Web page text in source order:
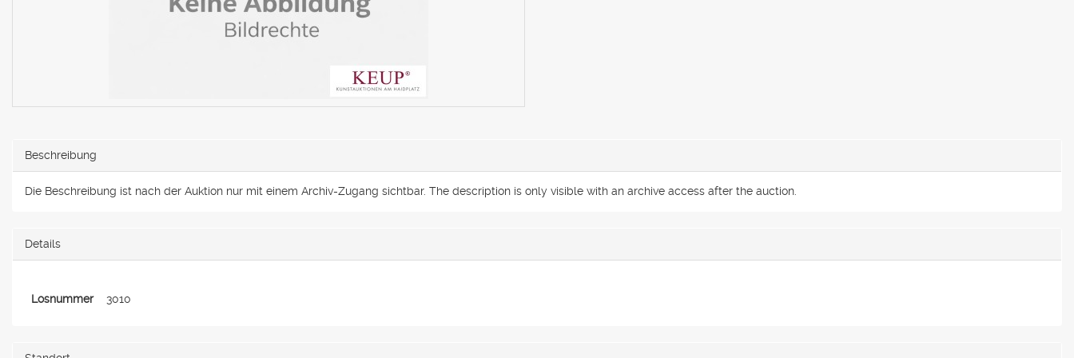
Beschreibung
Die Beschreibung ist nach der Auktion nur mit einem Archiv-Zugang sichtbar. The description is only visible with an archive access after the auction.
Details
Losnummer 3010